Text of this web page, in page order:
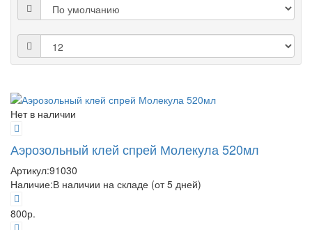
Нет в наличии
Аэрозольный клей спрей Молекула 520мл
Артикул:91030
Наличие:В наличии на складе (от 5 дней)
800р.